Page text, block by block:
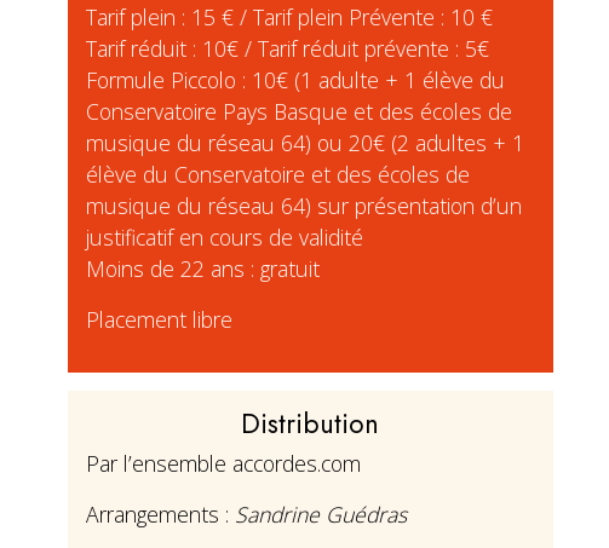
Tarif plein : 15 € / Tarif plein Prévente : 10 €
Tarif réduit : 10€ / Tarif réduit prévente : 5€
Formule Piccolo : 10€ (1 adulte + 1 élève du
Conservatoire Pays Basque et des écoles de
musique du réseau 64) ou 20€ (2 adultes + 1
élève du Conservatoire et des écoles de
musique du réseau 64) sur présentation d’un
justificatif en cours de validité
Moins de 22 ans : gratuit
Placement libre
Distribution
Par l’ensemble accordes.com
Arrangements : Sandrine Guédras